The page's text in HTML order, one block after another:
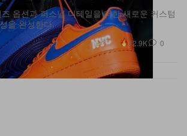
옵션과 퍼스널 디테일을 더한 새로운 커스텀
을 완성한다.
12.9K 0